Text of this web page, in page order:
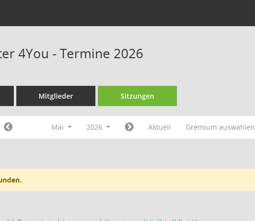
4You - Termine 2026
Mitglieder Sitzungen
Mai 2026 Aktuell Gremium auswählen